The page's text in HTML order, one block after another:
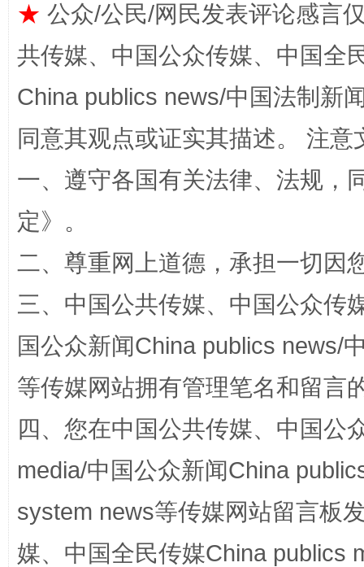
解纷+调解+退费，一次搞定
站台名比不上好声名
★ 公众/公民/网民发表评论感言
共传媒、中国公众传媒、中国全
China publics news/中国法制新
同意其观点或证实其描述。 注
一、遵守各国有关法律、法规，
定》。
二、尊重网上道德，承担一切因
三、中国公共传媒、中国公众传
国公众新闻China publics news/
等传媒网站拥有管理笔名和留言
四、您在中国公共传媒、中国公
media/中国公众新闻China
system news等传媒网站留言板
媒、中国全民传媒China publics